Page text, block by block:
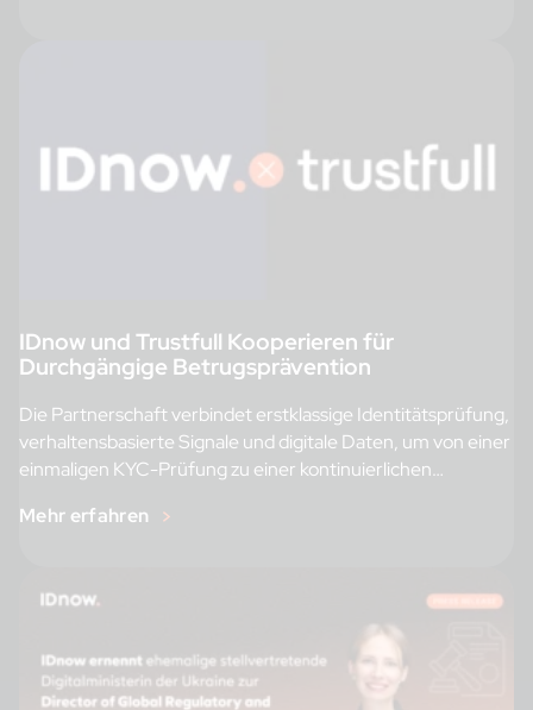
IDnow und Trustfull Kooperieren für
Durchgängige Betrugsprävention
Die Partnerschaft verbindet erstklassige Identitätsprüfung,
verhaltensbasierte Signale und digitale Daten, um von einer
einmaligen KYC-Prüfung zu einer kontinuierlichen
Mehr erfahren